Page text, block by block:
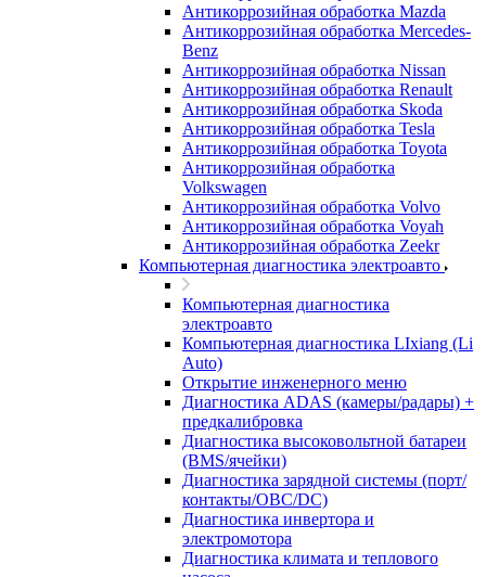
Антикоррозийная обработка Mazda
Антикоррозийная обработка Mercedes-
Benz
Антикоррозийная обработка Nissan
Антикоррозийная обработка Renault
Антикоррозийная обработка Skoda
Антикоррозийная обработка Tesla
Антикоррозийная обработка Toyota
Антикоррозийная обработка
Volkswagen
Антикоррозийная обработка Volvo
Антикоррозийная обработка Voyah
Антикоррозийная обработка Zeekr
Компьютерная диагностика электроавто
Компьютерная диагностика
электроавто
Компьютерная диагностика LIxiang (Li
Auto)
Открытие инженерного меню
Диагностика ADAS (камеры/радары) +
предкалибровка
Диагностика высоковольтной батареи
(BMS/ячейки)
Диагностика зарядной системы (порт/
контакты/OBC/DC)
Диагностика инвертора и
электромотора
Диагностика климата и теплового